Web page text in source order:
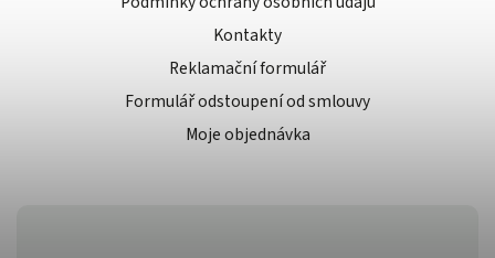
Kontakty
Reklamační formulář
Formulář odstoupení od smlouvy
Moje objednávka